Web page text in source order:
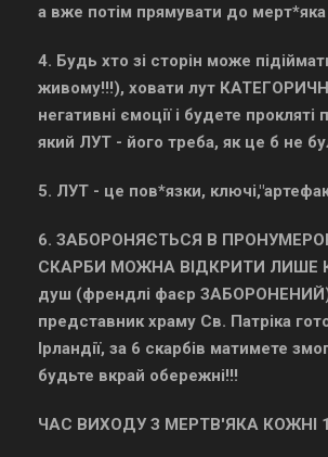
а вже потім прямувати до мерт*яка
4. Будь хто зі сторін може
живому!!!), ховати лут
негативні ємоції і будете
який ЛУТ - його треба, як це б не
5. ЛУТ - це пов*язки,
6. ЗАБОРОНЯЄТЬСЯ В
СКАРБИ МОЖНА ВІДКРИТИ ЛИШЕ
душ (френдлі фаєр
представник храму Св. Патріка
Ірландії, за 6 скарбів матимете
будьте вкрай обережні!!!
ЧАС ВИХОДУ З МЕРТВ'ЯКА КОЖНІ